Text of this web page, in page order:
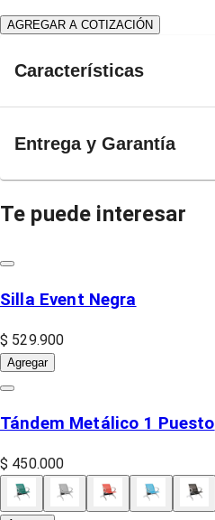
AGREGAR A COTIZACIÓN
Características
Entrega y Garantía
Te puede interesar
Silla Event Negra
$ 529.900
Agregar
Tándem Metálico 1 Puesto
$ 450.000